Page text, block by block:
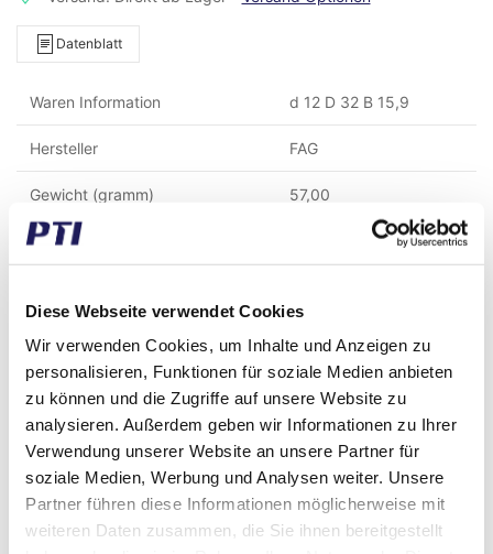
Diese Webseite verwendet Cookies
Wir verwenden Cookies, um Inhalte und Anzeigen zu
personalisieren, Funktionen für soziale Medien anbieten
zu können und die Zugriffe auf unsere Website zu
analysieren. Außerdem geben wir Informationen zu Ihrer
Verwendung unserer Website an unsere Partner für
soziale Medien, Werbung und Analysen weiter. Unsere
Partner führen diese Informationen möglicherweise mit
weiteren Daten zusammen, die Sie ihnen bereitgestellt
Datenblatt
Waren Information d 12 D 32 B 15,9
Hersteller FAG
Gewicht (gramm) 57,00
Gewicht (kg)
Innen Durchmesser (mm) 12,00
Aussen Durchmesser (mm) 32,00
Breite (mm) 15,90
2Z - Spalt Dichtung